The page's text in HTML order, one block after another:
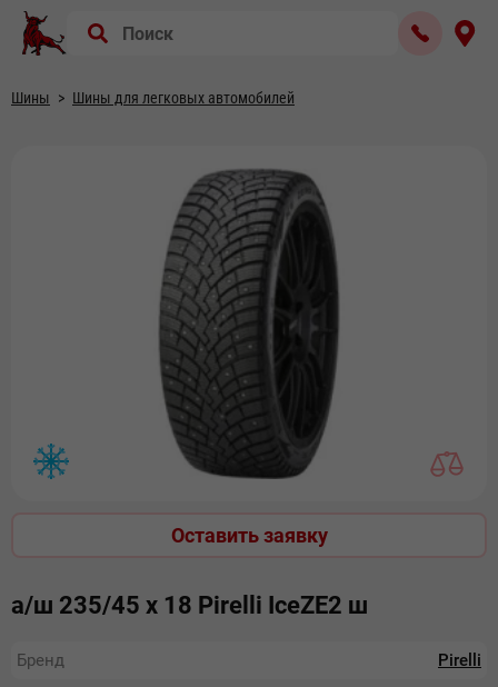
Шины Шины для легковых автомобилей
Оставить заявку
а/ш 235/45 х 18 Pirelli IceZE2 ш
Бренд
Pirelli